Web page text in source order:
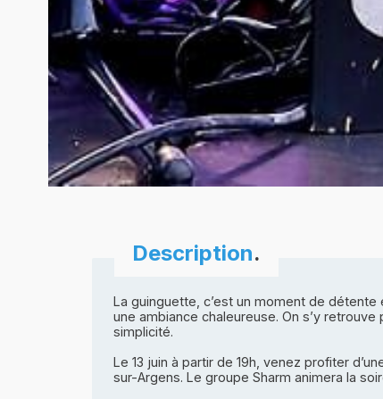
Description.
La guinguette, c’est un moment de
une ambiance chaleureuse. On s’y
simplicité.
Le 13 juin à partir de 19h, venez profiter
sur-Argens. Le groupe Sharm animera la